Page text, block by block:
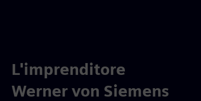
L'imprenditore
Werner von Siemens